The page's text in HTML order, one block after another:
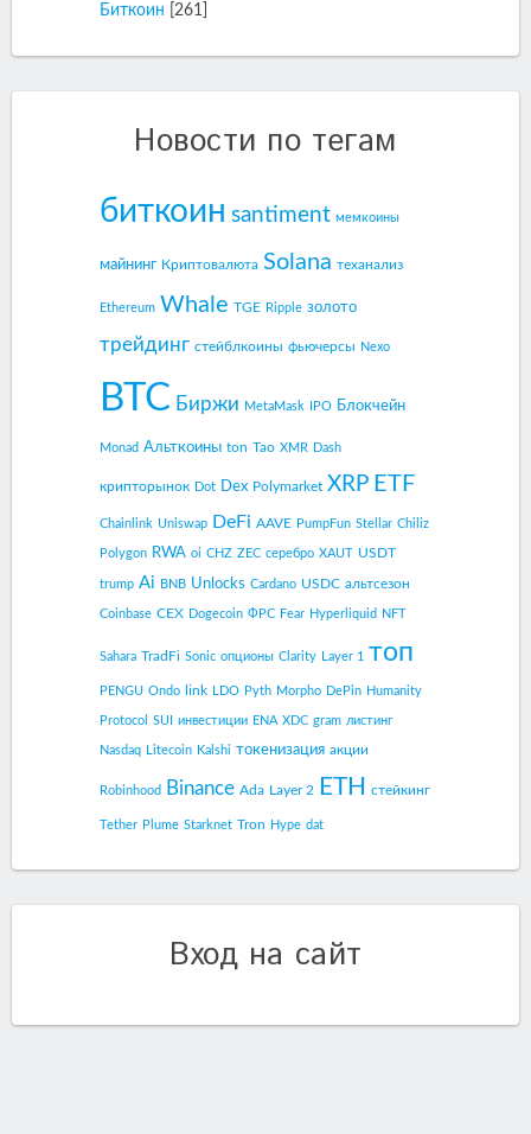
Биткоин
[261]
Новости по тегам
биткоин santiment мемкоины
майнинг Криптовалюта Solana теханализ
Ethereum Whale TGE Ripple золото
трейдинг стейблкоины фьючерсы Nexo
BTC Биржи MetaMask IPO Блокчейн
Monad Альткоины ton Tao XMR Dash
крипторынок Dot Dex Polymarket XRP ETF
Chainlink Uniswap DeFi AAVE PumpFun Stellar Chiliz
Polygon RWA oi CHZ ZEC серебро XAUT USDT
trump Ai BNB Unlocks Cardano USDC альтсезон
Coinbase CEX Dogecoin ФРС Fear Hyperliquid NFT
Sahara TradFi Sonic опционы Clarity Layer 1 топ
PENGU Ondo link LDO Pyth Morpho DePin Humanity
Protocol SUI инвестиции ENA XDC gram листинг
Nasdaq Litecoin Kalshi токенизация акции
Robinhood Binance Ada Layer 2 ETH стейкинг
Tether Plume Starknet Tron Hype dat
Вход на сайт